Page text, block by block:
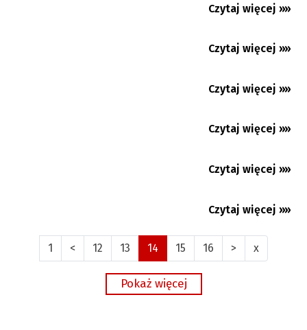
04.08.2022
Czytaj więcej »»
26.07.2022
Czytaj więcej »»
25.07.2022
Czytaj więcej »»
13.07.2022
Czytaj więcej »»
23.06.2022
Czytaj więcej »»
19.06.2022
Czytaj więcej »»
1 < 12 13 14 15 16 > x